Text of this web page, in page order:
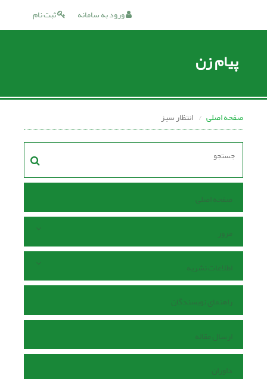
ثبت نام ورود به سامانه
پیام زن
صفحه اصلی انتظار سبز
صفحه اصلی
مرور
اطلاعات نشریه
راهنمای نویسندگان
ارسال مقاله
داوران